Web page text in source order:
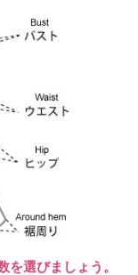
を選びましょう。